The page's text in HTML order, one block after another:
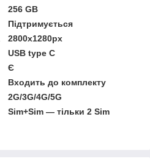
256 GB
Підтримується
2800х1280px
USB type C
Є
Входить до комплекту
2G/3G/4G/5G
Sim+Sim — тільки 2 Sim